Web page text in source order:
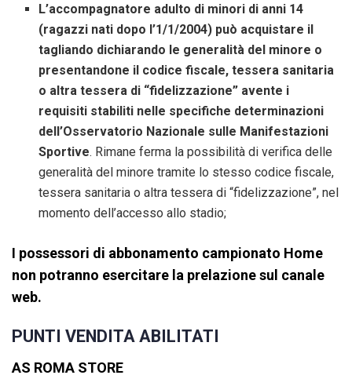
L’accompagnatore adulto di minori di anni 14
(ragazzi nati dopo l’1/1/2004) può acquistare il
tagliando dichiarando le generalità del minore o
presentandone il codice fiscale, tessera sanitaria
o altra tessera di “fidelizzazione” avente i
requisiti stabiliti nelle specifiche determinazioni
dell’Osservatorio Nazionale sulle Manifestazioni
Sportive. Rimane ferma la possibilità di verifica delle
generalità del minore tramite lo stesso codice fiscale,
tessera sanitaria o altra tessera di “fidelizzazione”, nel
momento dell’accesso allo stadio;
I possessori di abbonamento campionato Home
non potranno esercitare la prelazione sul canale
web.
PUNTI VENDITA ABILITATI
AS ROMA STORE